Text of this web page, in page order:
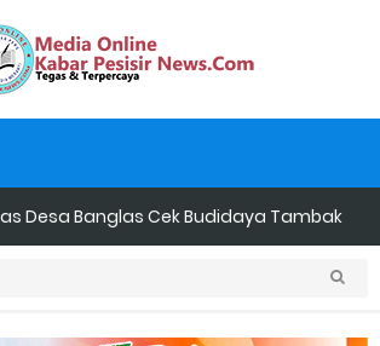
Desa Banglas Cek Budidaya Tambak
Diperkirakan 60.000 Ekor
Desa Alah air Maju Bacalon Kades